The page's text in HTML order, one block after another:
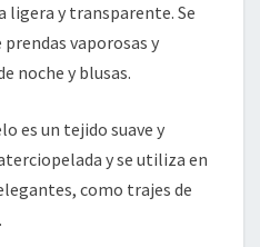
ligera y transparente. Se
vaporosas y
noche y blusas.
es un tejido suave y
y se utiliza en
como trajes de